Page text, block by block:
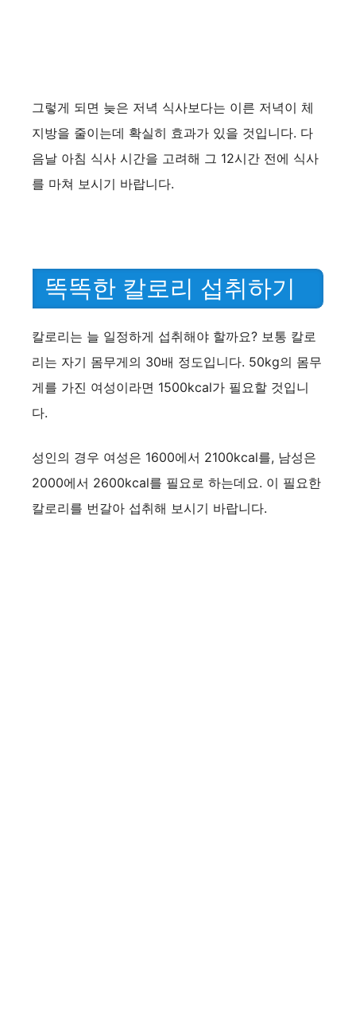
그렇게 되면 늦은 저녁 식사보다는 이른 저녁이 체
지방을 줄이는데 확실히 효과가 있을 것입니다. 다
음날 아침 식사 시간을 고려해 그 12시간 전에 식사
를 마쳐 보시기 바랍니다.
똑똑한 칼로리 섭취하기
칼로리는 늘 일정하게 섭취해야 할까요? 보통 칼로
리는 자기 몸무게의 30배 정도입니다. 50kg의 몸무
게를 가진 여성이라면 1500kcal가 필요할 것입니
다.
성인의 경우 여성은 1600에서 2100kcal를, 남성은
2000에서 2600kcal를 필요로 하는데요. 이 필요한
칼로리를 번갈아 섭취해 보시기 바랍니다.